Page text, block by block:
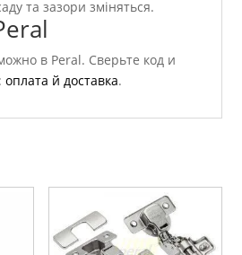
та зазори зміняться.
в Peral. Сверьте код и
оплата й доставка.